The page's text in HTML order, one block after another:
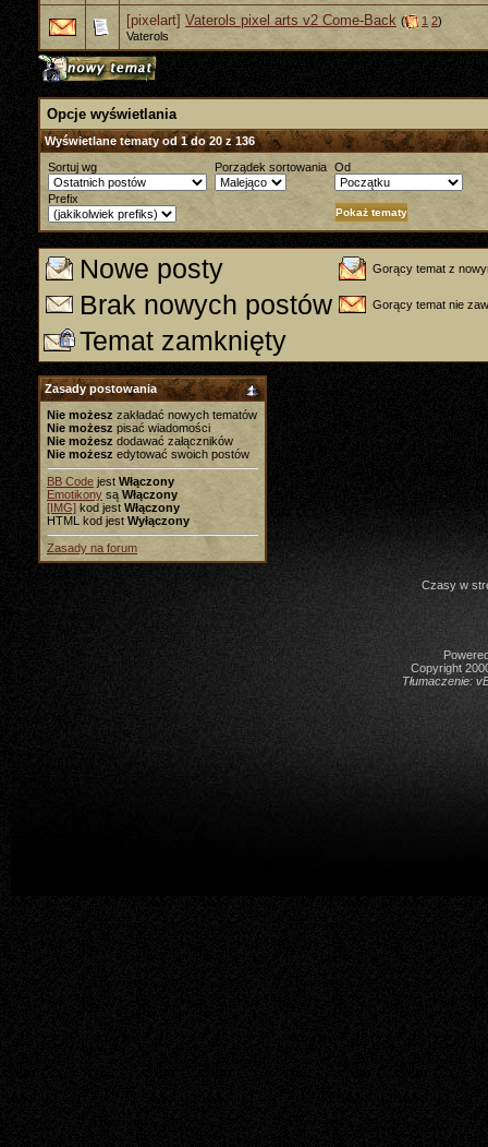
[pixelart] Vaterols pixel arts v2 Come-Back ( 1 2)
Vaterols
Opcje wyświetlania
Wyświetlane tematy od 1 do 20 z 136
Sortuj wg
Porządek sortowania Od
Prefix
Nowe posty Gorący temat z
Brak nowych postów Gorący temat nie
Temat zamknięty
Zasady postowania
Nie możesz zakładać nowych tematów
Nie możesz pisać wiadomości
Nie możesz dodawać załączników
Nie możesz edytować swoich postów
BB Code jest Włączony
Emotikony są Włączony
[IMG] kod jest Włączony
HTML kod jest Wyłączony
Zasady na forum
Czasy w
Copyright
Tłumaczenie: